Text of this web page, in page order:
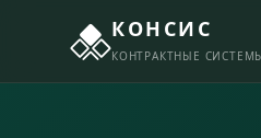
КОНСИС
КОНТРАКТНЫЕ